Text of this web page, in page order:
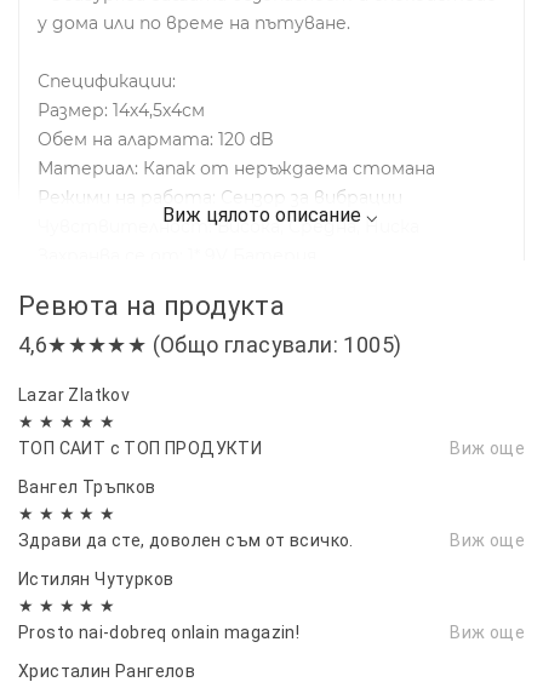
у дома или по време на пътуване.
Спецификации:
Размер: 14х4,5х4см
Обем на алармата: 120 dB
Материал: Капак от неръждаема стомана
Режими на работа: Сензор за вибрации
Чувствителност: Висока, Средна, Ниска
Ревюта на продукта
4,6★★★★★ (Общо гласували: 1005)
Lazar Zlatkov
★ ★ ★ ★ ★
ТОП САИТ с ТОП ПРОДУКТИ
Виж още
Вангел Тръпков
★ ★ ★ ★ ★
Здрави да сте, доволен съм от всичко.
Виж още
Истилян Чутурков
★ ★ ★ ★ ★
Prosto nai-dobreq onlain magazin!
Виж още
Христалин Рангелов